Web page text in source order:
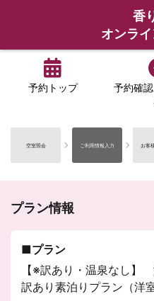
香
オンラ
予約トップ
予約確
空室照会 ご利用情報入力 お客
プラン情報
プラン
【※訳あり・温泉なし】
訳あり素泊りプラン（洋室